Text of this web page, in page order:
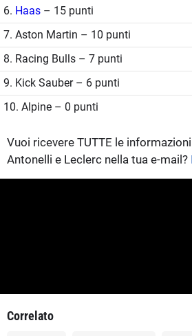
6. Haas – 15 punti
7. Aston Martin – 10 punti
8. Racing Bulls – 7 punti
9. Kick Sauber – 6 punti
10. Alpine – 0 punti
Vuoi ricevere TUTTE le
Antonelli e Leclerc nella tua e-mail?
Correlato